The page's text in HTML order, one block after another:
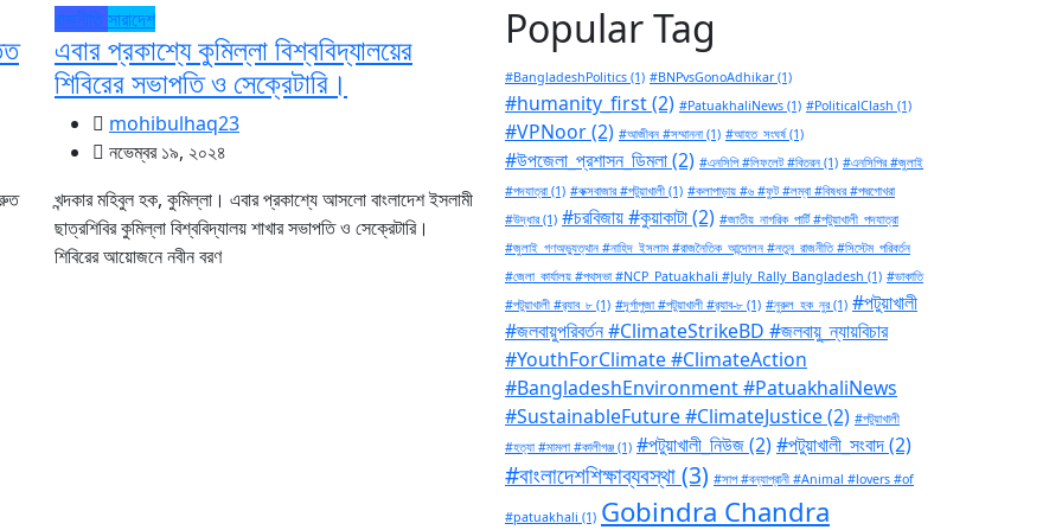
রাজনীতিসারাদেশ
এবার প্রকাশ্যে কুমিল্লা বিশ্ববিদ্যালয়ের
শিবিরের সভাপতি ও সেক্রেটারি।
mohibulhaq23
নভেম্বর ১৯, ২০২৪
খন্দকার মহিবুল হক, কুমিল্লা। এবার প্রকাশ্যে আসলো বাংলাদেশ ইসলামী
ছাত্রশিবির কুমিল্লা বিশ্ববিদ্যালয় শাখার সভাপতি ও সেক্রেটারি।
শিবিরের আয়োজনে নবীন বরণ
Popular Tag
#BangladeshPolitics (1) #BNPvsGonoAdhikar(1)
#humanity_first(2) #PatuakhaliNews (1) #PoliticalClash (1)
#VPNoor(2) #আজীবন #সম্মাননা (1) #আহত_সংঘর্ষ(1)
#উপজেলা_প্রশাসন_ডিমলা(2) #এনসিপি #লিফলেট #বিতরন (1) #এনসিপির #জুলাই
#পদযাত্রা (1) #কক্সবাজার #পটুয়াখালী (1) #কলাপাড়ায় #৬ #ফুট #লম্বা #বিষধর #পদ্মগোখরা
#উদ্ধার(1) #চরবিজায় #কুয়াকাটা(2) #জাতীয়_নাগরিক_পার্টি #পটুয়াখালী_পদযাত্রা
#জুলাই_গণঅভ্যুত্থান #নাহিদ_ইসলাম #রাজনৈতিক_আন্দোলন #নতুন_রাজনীতি #সিস্টেম_পরিবর্তন
#জেলা_কার্যালয় #পথসভা #NCP_Patuakhali #July_Rally_Bangladesh (1) #ডাকাতি
#পটুয়াখালী #র‍্যাব_৮ (1) #দূর্গাপুজা #পটুয়াখালী #র‍্যাব-৮ (1) #নুরুল_হক_নুর(1) #পটুয়াখালী
#জলবায়ুপরিবর্তন #ClimateStrikeBD #জলবায়ু_ন্যায়বিচার
#YouthForClimate #ClimateAction
#BangladeshEnvironment #PatuakhaliNews
#SustainableFuture #ClimateJustice(2) #পটুয়াখালী
#হত্যা #মামলা #কালীগঞ্জ (1) #পটুয়াখালী_নিউজ(2) #পটুয়াখালী_সংবাদ(2)
#বাংলাদেশশিক্ষাব্যবস্থা(3) #সাপ #বন্যাপ্রানী #Animal #lovers #of
#patuakhali (1) Gobindra Chandra